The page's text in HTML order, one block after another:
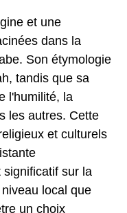
et une
dans la
Son étymologie
tandis que sa
l'humilité, la
les autres. Cette
et culturels
sur la
local que
un choix